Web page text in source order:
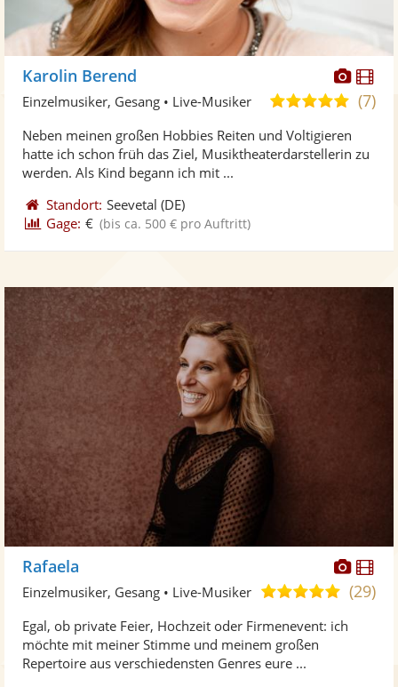
Karolin Berend
5,0
5
(7)
Einzelmusiker, Gesang • Live-Musiker
Neben meinen großen Hobbies Reiten und Voltigieren
hatte ich schon früh das Ziel, Musiktheaterdarstellerin zu
werden. Als Kind begann ich mit ...
Standort: Seevetal (DE)
Gage: € (bis ca. 500 € pro Auftritt)
Rafaela
5,0
5
(29)
Einzelmusiker, Gesang • Live-Musiker
Egal, ob private Feier, Hochzeit oder Firmenevent: ich
möchte mit meiner Stimme und meinem großen
Repertoire aus verschiedensten Genres eure ...